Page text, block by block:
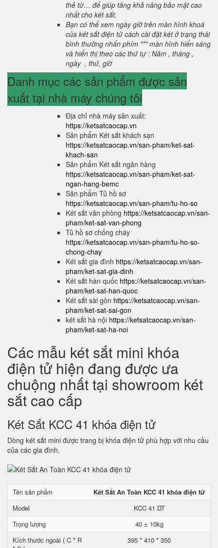
thẻ từ… để giúp tăng khả năng bảo mật cao
nhất cho két sắt.
Bạn có thể xem ngày giờ trên màn hình khoá
của két sắt điện tử cách cài đặt két ở trạng thái
bình thường nhấn phím "*" màn hình hiển sáng
và hiển thị theo các thứ tự : Năm , tháng ,
ngày , thứ, giờ
Danh mục các sản phẩm được sản
xuất tại nhà máy chúng tôi
Địa chỉ nhà máy sản xuất:
https://ketsatcaocap.vn
Sản phẩm Két sắt khách sạn
https://ketsatcaocap.vn/san-pham/ket-sat-
khach-san
Sản phẩm Két sắt ngân hàng
https://ketsatcaocap.vn/san-pham/ket-sat-
ngan-hang-bemc
Sản phẩm Tủ hồ sơ
https://ketsatcaocap.vn/san-pham/tu-ho-so
Két sắt văn phòng https://ketsatcaocap.vn/san-
pham/ket-sat-van-phong
Tủ hồ sơ chống cháy
https://ketsatcaocap.vn/san-pham/tu-ho-so-
chong-chay
Két sắt gia đình https://ketsatcaocap.vn/san-
pham/ket-sat-gia-dinh
Két sắt hàn quốc https://ketsatcaocap.vn/san-
pham/ket-sat-han-quoc
Két sắt sài gòn https://ketsatcaocap.vn/san-
pham/ket-sat-sai-gon
két sắt hà nội https://ketsatcaocap.vn/san-
pham/ket-sat-ha-noi
Các mẫu két sắt mini khóa
điện tử hiện đang được ưa
chuộng nhất tại showroom két
sắt cao cấp
Két Sắt KCC 41 khóa điện tử
Dòng két sắt mini được trang bị khóa điện tử phù hợp với nhu cầu
của các gia đình.
Tên sản phẩm
Két Sắt An Toàn KCC 41 khóa điện tử
Model
KCC 41 DT
Trọng lượng
40 ± 10kg
Kích thước ngoài ( C * R
395 * 410 * 350